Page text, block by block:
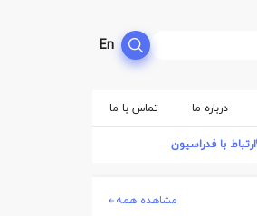
En
درباره ما تماس با ما
ارتباط با فدراسیون
مشاهده همه